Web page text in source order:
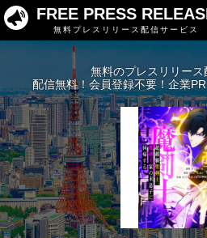
FREE PRESS
無料プレスリリース配信サービス
無料のプレスリリース
配信無料！会員登録不要！企業